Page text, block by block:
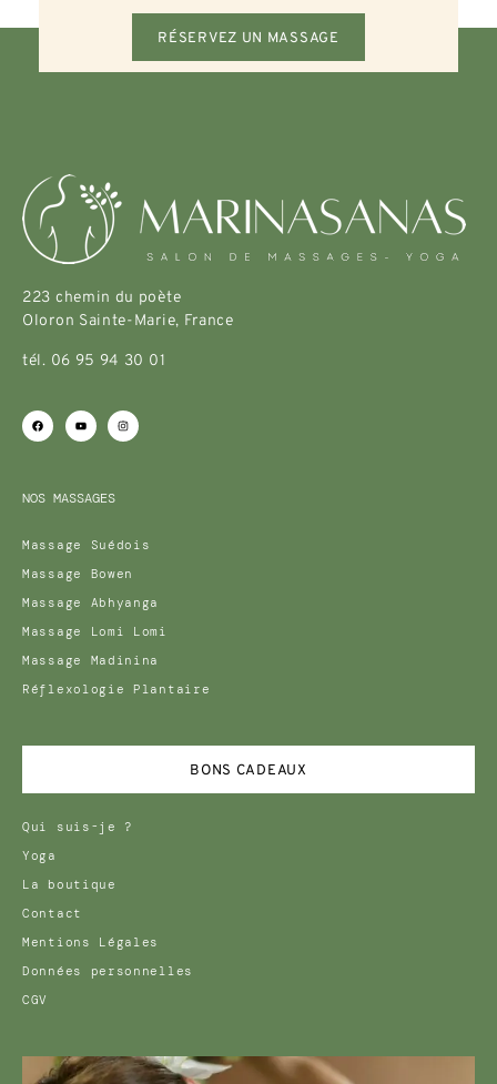
RÉSERVEZ UN MASSAGE
223 chemin du poète
Oloron Sainte-Marie, France
tél. 06 95 94 30 01
NOS MASSAGES
Massage Suédois
Massage Bowen
Massage Abhyanga
Massage Lomi Lomi
Massage Madinina
Réflexologie Plantaire
BONS CADEAUX
Qui suis-je ?
Yoga
La boutique
Contact
Mentions Légales
Données personnelles
CGV